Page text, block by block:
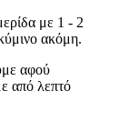
με 1 - 2
ακόμη.
αφού
από λεπτό